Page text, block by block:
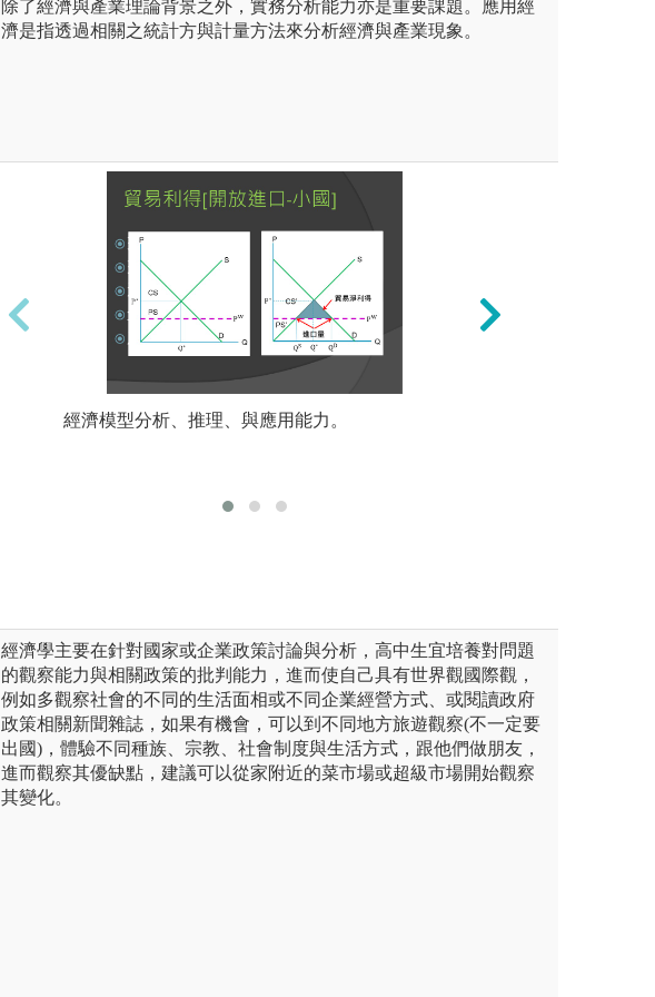
除了經濟與產業理論背景之外，實務分析能力亦是重要課題。應用經
濟是指透過相關之統計方與計量方法來分析經濟與產業現象。
討論教學法： 這是企管系最核心的學習形式。我
經濟模型分析、推理、與應用能力。
經濟學主要在針對國家或企業政策討論與分析，高中生宜培養對問題
的觀察能力與相關政策的批判能力，進而使自己具有世界觀國際觀，
例如多觀察社會的不同的生活面相或不同企業經營方式、或閱讀政府
政策相關新聞雜誌，如果有機會，可以到不同地方旅遊觀察(不一定要
出國)，體驗不同種族、宗教、社會制度與生活方式，跟他們做朋友，
進而觀察其優缺點，建議可以從家附近的菜市場或超級市場開始觀察
其變化。